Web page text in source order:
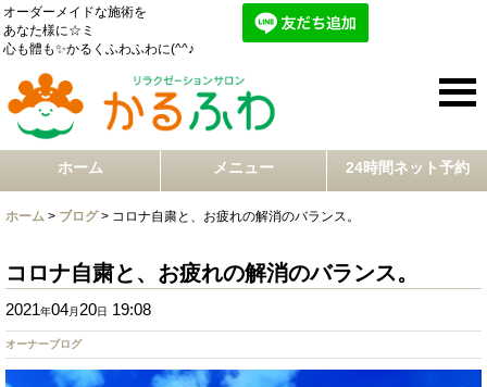
オーダーメイドな施術を
あなた様に☆ミ
心も體も✨かるくふわふわに(^^♪
ホーム メニュー 24時間ネット予約
ホーム > ブログ > コロナ自粛と、お疲れの解消のバランス。
コロナ自粛と、お疲れの解消のバランス。
2021年04月 20日 19:08
オーナーブログ